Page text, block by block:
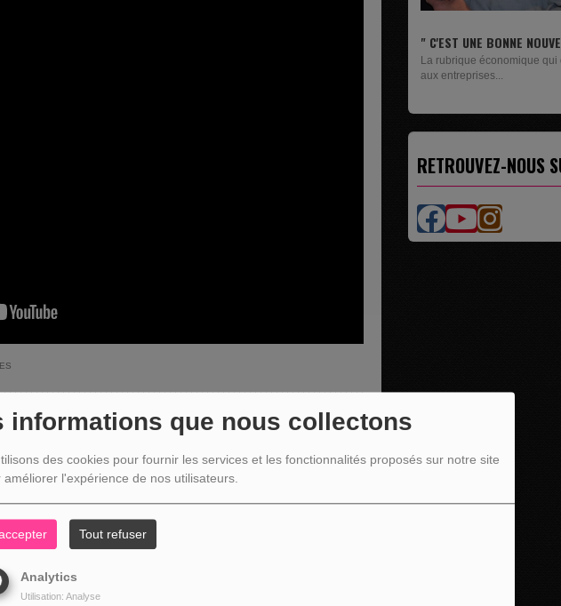
informations que nous collectons
des cookies pour fournir les services et les fonctionnalités proposés sur notre site
améliorer l'expérience de nos utilisateurs.
Tout refuser
Analytics
Utilisation: Analyse
du groupe YKONS
sur la page d'YKONS
" C'EST UNE BONNE NOUVELLE C'EST DÉJÀ...
La rubrique économique qui donne la paroles
LIVRES
Un lundi sur deux,
présente les livres de...
RETROUVEZ-NOUS